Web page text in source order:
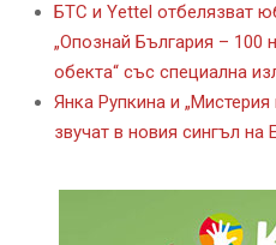
БТС и Yettel отбелязват
„Опознай България – 100
обекта“ със специална
Янка Рупкина и „Мистерия
звучат в новия сингъл на